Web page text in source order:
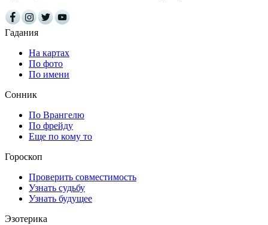
Гадания
На картах
По фото
По имени
Сонник
По Врангелю
По фрейду
Еще по кому то
Гороскоп
Проверить совместимость
Узнать судьбу
Узнать будущее
Эзотерика